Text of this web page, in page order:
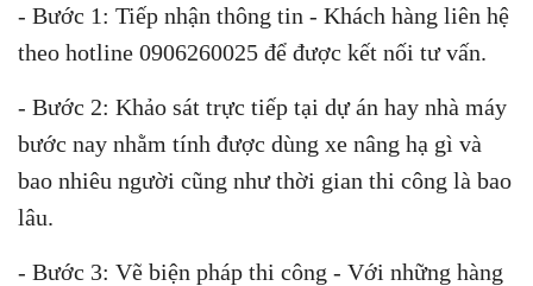
- Bước 1: Tiếp nhận thông tin - Khách hàng liên hệ
theo hotline 0906260025 để được kết nối tư vấn.
- Bước 2: Khảo sát trực tiếp tại dự án hay nhà máy
bước nay nhằm tính được dùng xe nâng hạ gì và
bao nhiêu người cũng như thời gian thi công là bao
lâu.
- Bước 3: Vẽ biện pháp thi công - Với những hàng